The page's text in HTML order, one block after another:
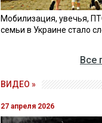
Мобилизация, увечья,
семьи в Украине стало
Все
ВИДЕО »
27 апреля 2026